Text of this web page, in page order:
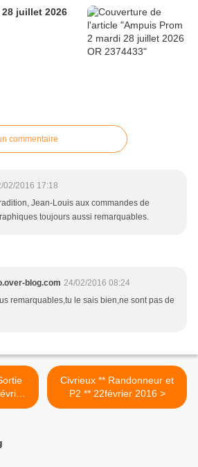
commentaire
02/2016 17:18
Jean-Louis aux commandes de
toujours aussi remarquables.
blog.com 24/02/2016 08:24
remarquables,tu le sais bien,ne sont pas de
Civrieux ** Randonneur et
P2 ** 22février 2016 >